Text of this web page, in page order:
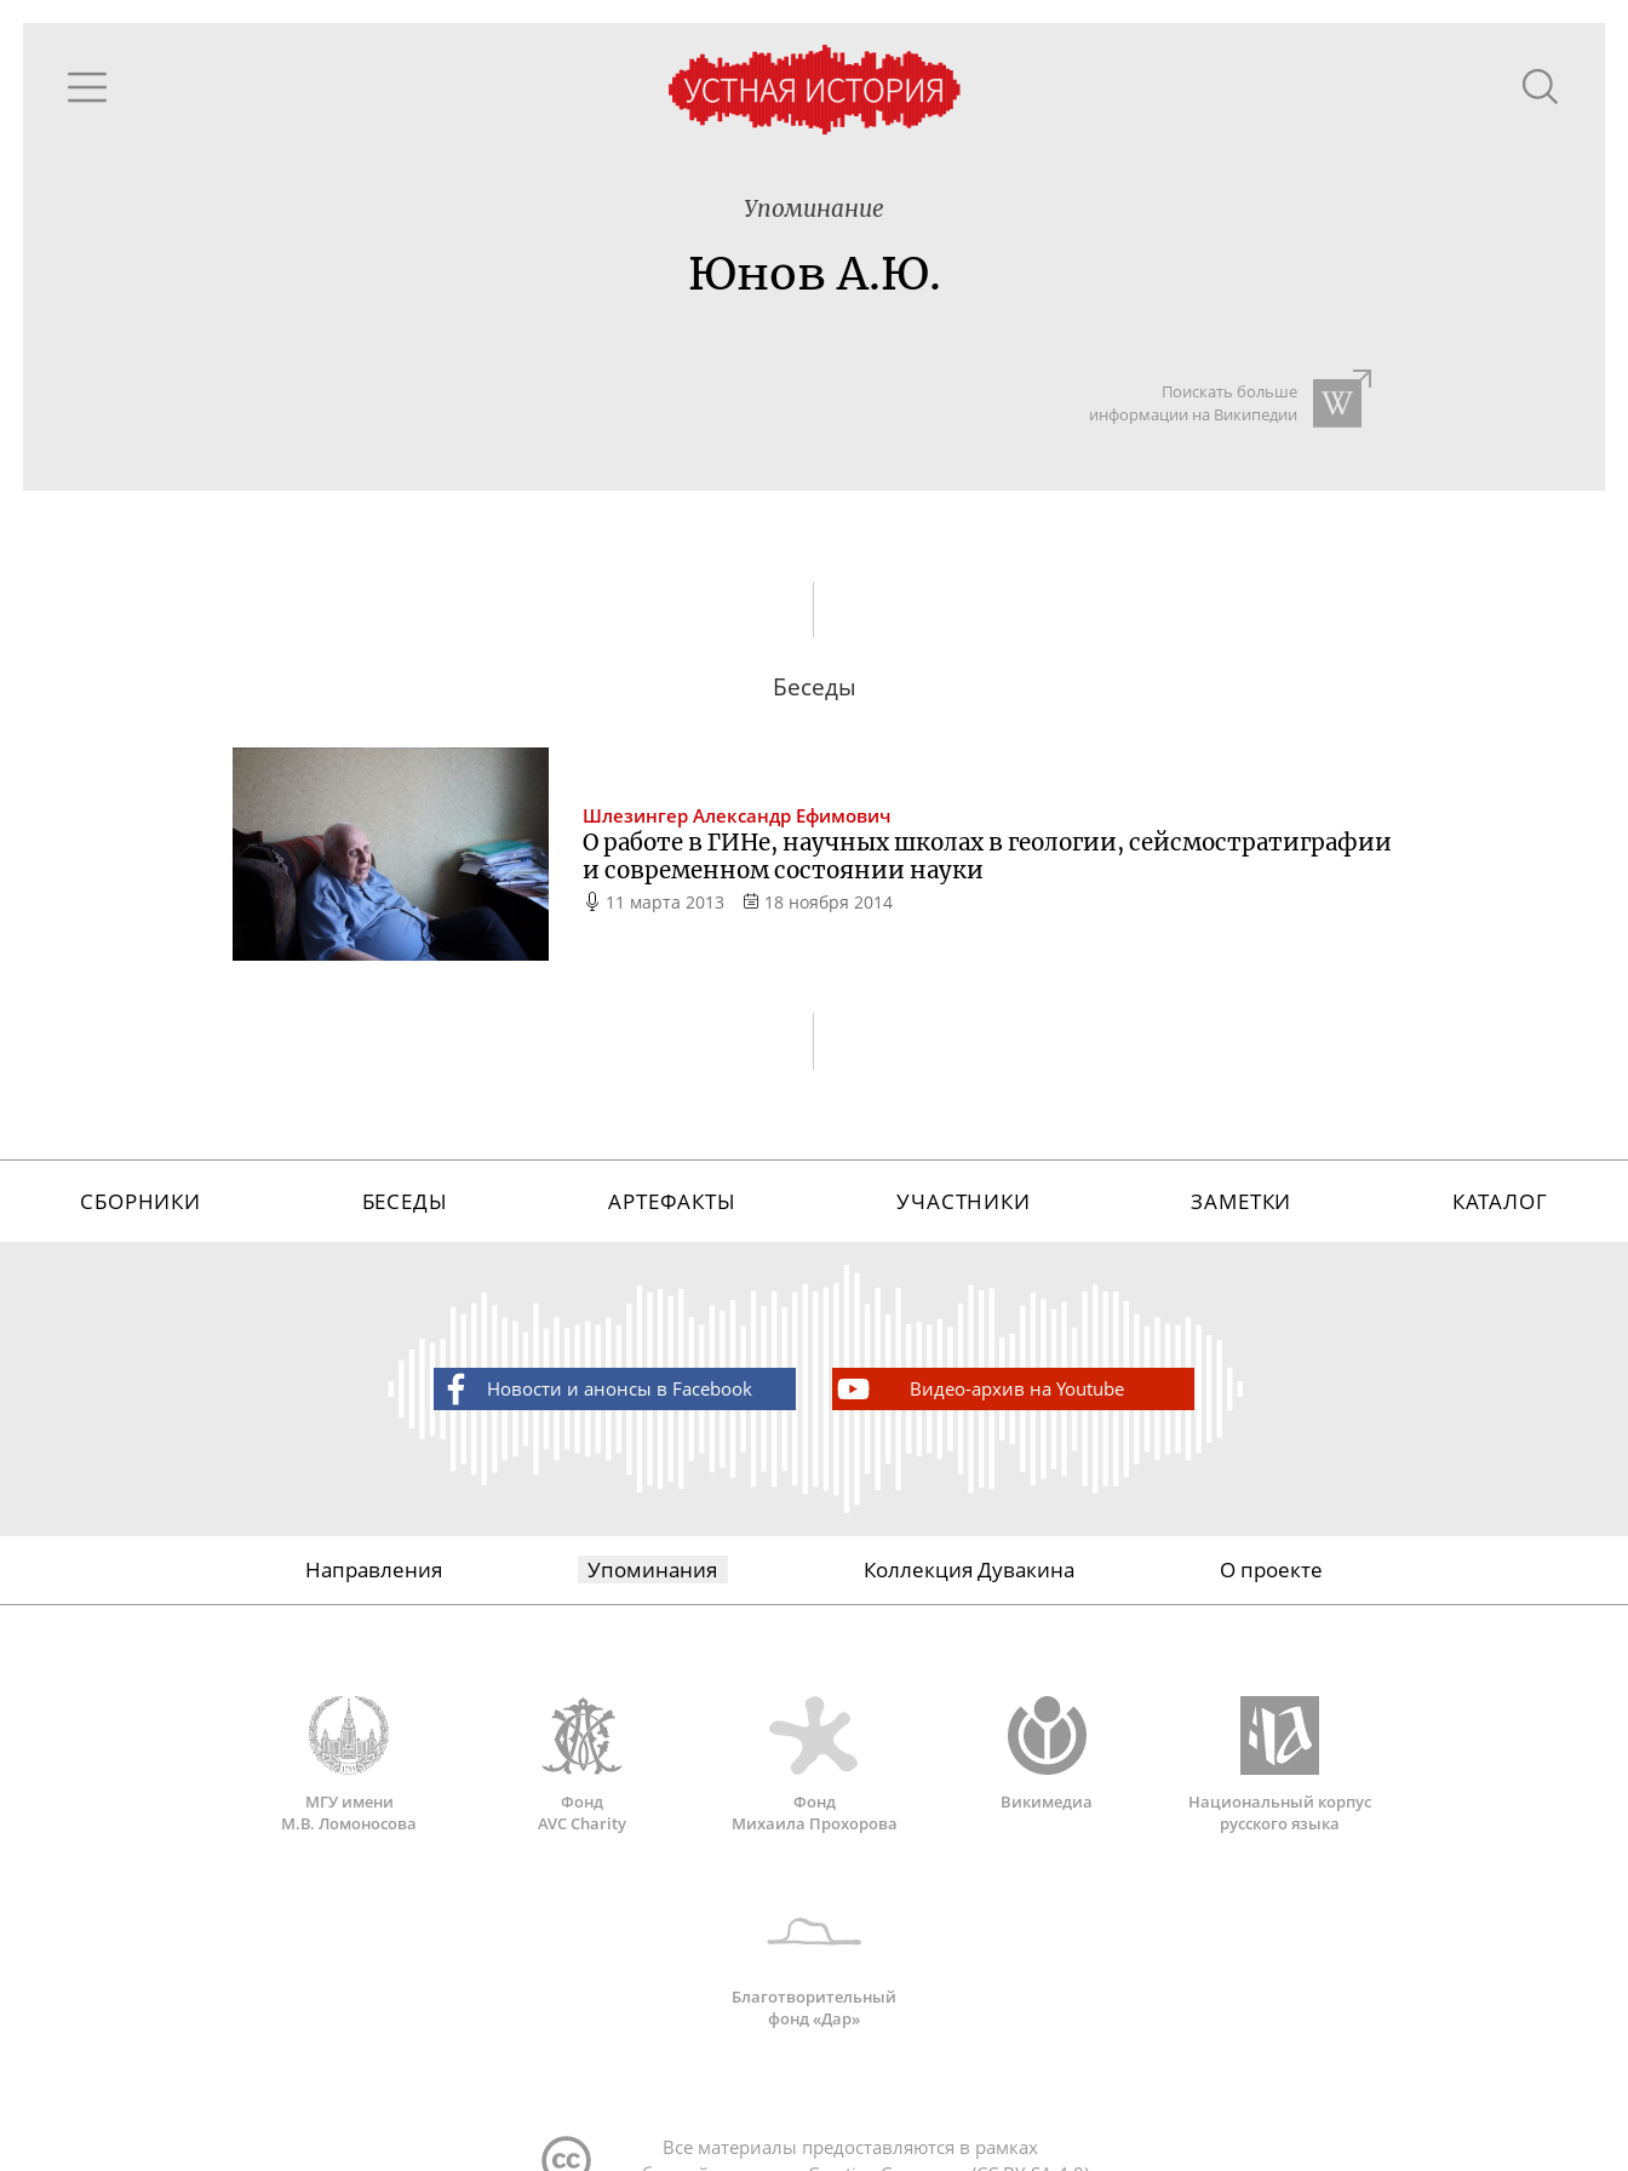
Упоминание
Юнов А.Ю.
Поискать больше
информации на Википедии
Беседы
Шлезингер Александр Ефимович
О работе в ГИНе, научных школах в геологии, сейсмостратиграфии
и современном состоянии науки
11 марта 2013 18 ноября 2014
СБОРНИКИ БЕСЕДЫ АРТЕФАКТЫ УЧАСТНИКИ ЗАМЕТКИ КАТАЛОГ
Новости и анонсы в Facebook Видео-архив на Youtube
Направления Упоминания Коллекция Дувакина О проекте
МГУ имени
М.В. Ломоносова
Фонд
AVC Charity
Фонд
Михаила Прохорова
Викимедиа
Национальный корпус
русского языка
Благотворительный
фонд «Дар»
Все материалы предоставляются в рамках